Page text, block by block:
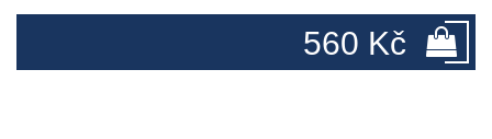
560 Kč